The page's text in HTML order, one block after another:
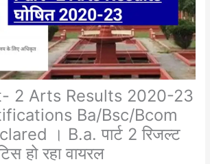
2 Arts Results 2020-23
Ba/Bsc/Bcom
। B.a. पार्ट 2 रिजल्ट
हो रहा वायरल